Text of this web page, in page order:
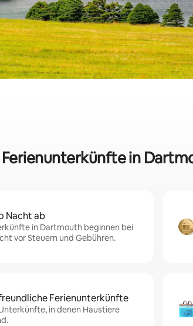
in
Nacht ab
in Dartmouth beginnen bei
vor Steuern und Gebühren.
Ferienunterkünfte
in denen Haustiere